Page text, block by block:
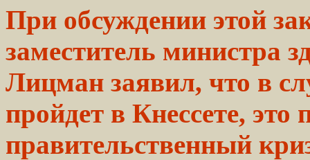
При обсуждении этой
заместитель министра
Лицман заявил, что в
пройдет в Кнессете, это
правительственный